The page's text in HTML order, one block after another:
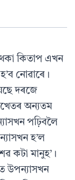
কিতাপ এখন
নোৱাৰে।
দৰজে
অন্যতম
পঢ়িবলৈ
হ’ল
কটা মানুহ’।
উপন্যাসখন